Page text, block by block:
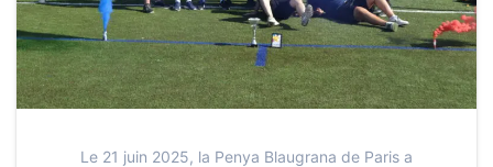
Le 21 juin 2025, la Penya Blaugrana de Paris a